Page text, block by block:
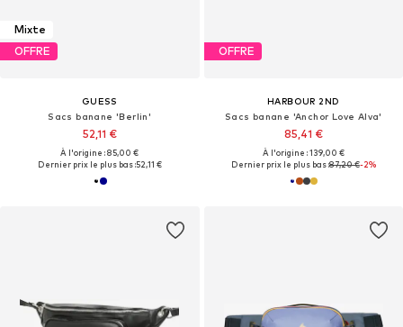
Mixte
OFFRE
GUESS
Sacs banane 'Berlin'
52,11 €
À l'origine : 85,00 €
Dernier prix le plus bas :52,11 €
OFFRE
HARBOUR 2ND
Sacs banane 'Anchor Love Alva'
85,41 €
À l'origine : 139,00 €
Dernier prix le plus bas :87,20 €-2%